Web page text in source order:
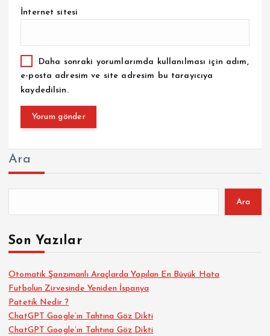
İnternet sitesi
Daha sonraki yorumlarımda kullanılması için adım,
e-posta adresim ve site adresim bu tarayıcıya
kaydedilsin.
Ara
Ara
Son Yazılar
Otomatik Şanzımanlı Araçlarda Yapılan En Büyük Hata
Futbolun Zirvesinde Yeniden İspanya
Patetik Nedir ?
ChatGPT Google’ın Tahtına Göz Dikti
ChatGPT Google’ın Tahtına Göz Dikti